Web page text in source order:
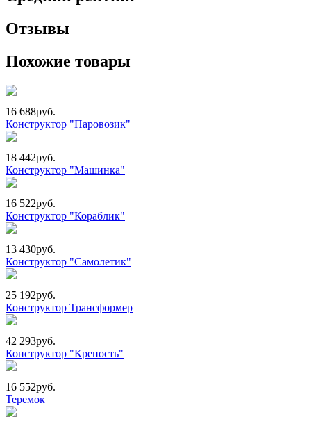
Отзывы
Похожие товары
16 688руб.
Конструктор "Паровозик"
18 442руб.
Конструктор "Машинка"
16 522руб.
Конструктор "Кораблик"
13 430руб.
Конструктор "Самолетик"
25 192руб.
Конструктор Трансформер
42 293руб.
Конструктор "Крепость"
16 552руб.
Теремок